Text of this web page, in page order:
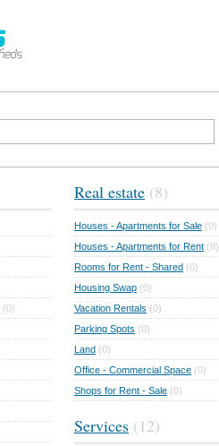
(0)
Real estate (8)
Houses - Apartments for Sale (0)
Houses - Apartments for Rent (8)
Rooms for Rent - Shared (0)
Housing Swap (0)
Vacation Rentals (0)
Parking Spots (0)
Land (0)
Office - Commercial Space (0)
Shops for Rent - Sale (0)
Services (12)